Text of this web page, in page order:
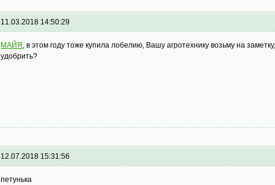
11.03.2018 14:50:29
МАЙЯ, в этом году тоже купила лобелию, Вашу агротехнику возьму на
удобрить?
12.07.2018 15:31:56
петунька